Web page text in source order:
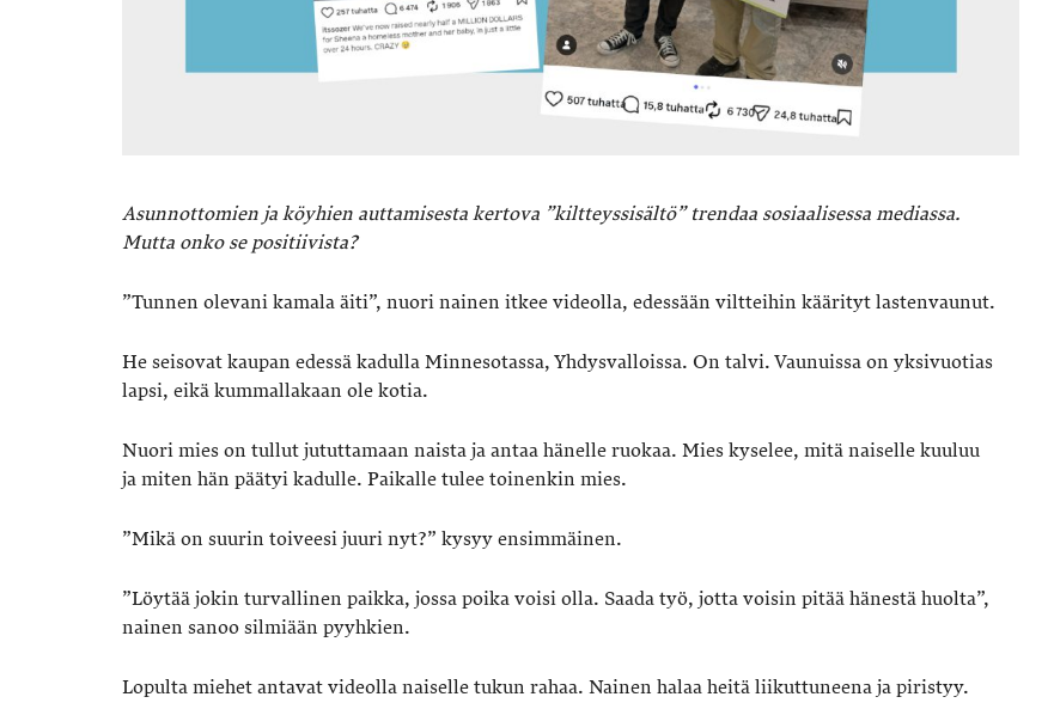
Asunnottomien ja köyhien auttamisesta kertova ”kiltteyssisältö” trendaa sosiaalisessa mediassa.
Mutta onko se positiivista?
”Tunnen olevani kamala äiti”, nuori nainen itkee videolla, edessään viltteihin käärityt lastenvaunut.
He seisovat kaupan edessä kadulla Minnesotassa, Yhdysvalloissa. On talvi. Vaunuissa on yksivuotias
lapsi, eikä kummallakaan ole kotia.
Nuori mies on tullut jututtamaan naista ja antaa hänelle ruokaa. Mies kyselee, mitä naiselle kuuluu
ja miten hän päätyi kadulle. Paikalle tulee toinenkin mies.
”Mikä on suurin toiveesi juuri nyt?” kysyy ensimmäinen.
”Löytää jokin turvallinen paikka, jossa poika voisi olla. Saada työ, jotta voisin pitää hänestä huolta”,
nainen sanoo silmiään pyyhkien.
Lopulta miehet antavat videolla naiselle tukun rahaa. Nainen halaa heitä liikuttuneena ja piristyy.